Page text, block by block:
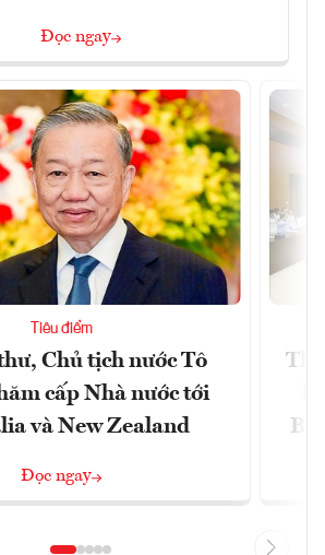
Đọc ngay
Tiêu điểm
Chủ tịch nước Tô
cấp Nhà nước tới
và New Zealand
Đọc ngay